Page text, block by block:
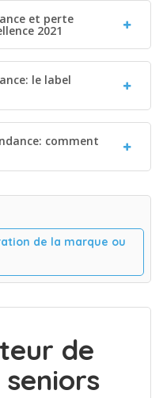
et perte
2021
le label
comment
de la marque ou
de